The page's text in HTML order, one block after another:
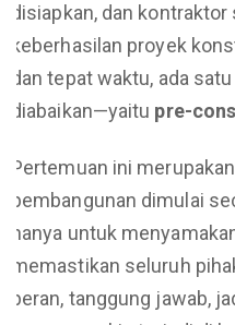
disiapkan, dan
keberhasilan proyek
dan tepat waktu, ada
diabaikan—yaitu pre-
Pertemuan ini
pembangunan dimulai
hanya untuk
memastikan seluruh
peran, tanggung jawab,